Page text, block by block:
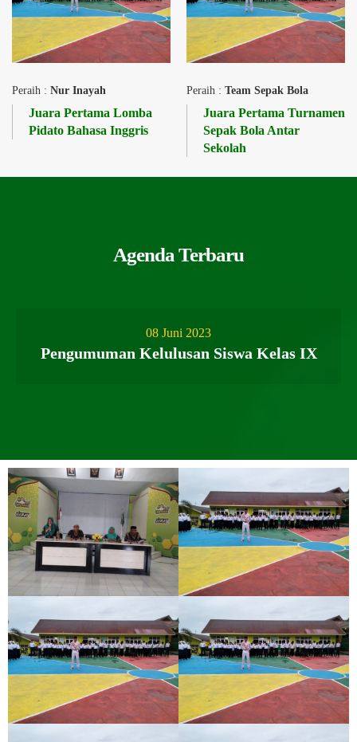
Peraih : Nur Inayah
Juara Pertama Lomba
Pidato Bahasa Inggris
Peraih : Team Sepak Bola
Juara Pertama Turnamen
Sepak Bola Antar
Sekolah
Agenda Terbaru
08 Juni 2023
Pengumuman Kelulusan Siswa Kelas IX